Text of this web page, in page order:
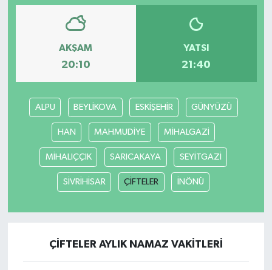
AKŞAM
20:10
YATSI
21:40
ALPU BEYLİKOVA ESKİŞEHİR GÜNYÜZÜ
HAN MAHMUDİYE MİHALGAZİ
MİHALIÇÇIK SARICAKAYA SEYİTGAZİ
SİVRİHİSAR ÇİFTELER İNÖNÜ
ÇİFTELER AYLIK NAMAZ VAKITLERI